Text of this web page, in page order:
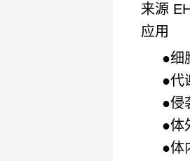
来源
应用
●细
●代
●侵
●体
●体